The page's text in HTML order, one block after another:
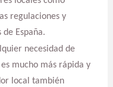
regulaciones y
España.
necesidad de
mucho más rápida y
local también